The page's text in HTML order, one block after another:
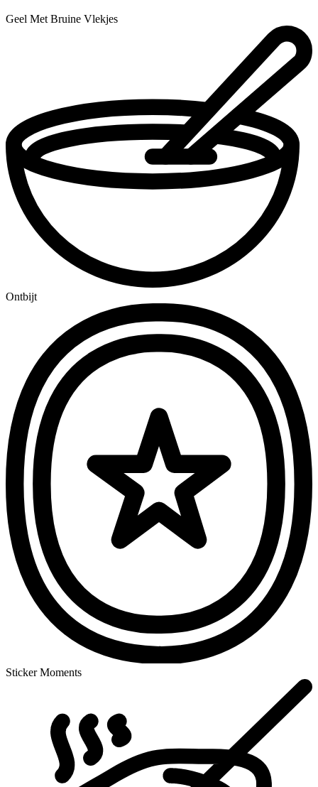
Geel Met Bruine Vlekjes
Ontbijt
Sticker Moments